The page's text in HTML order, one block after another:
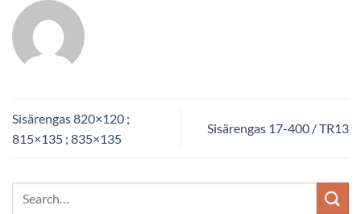
Sisärengas 820×120 ;
815×135 ; 835×135
Sisärengas 17-400 / TR13